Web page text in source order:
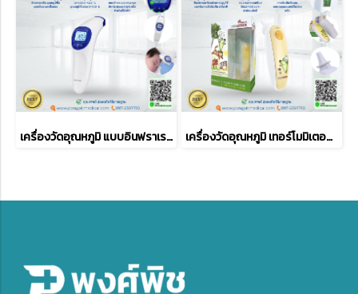
เครื่องวัดอุณหภูมิ แบบอินฟราเรด Jumper รุ่น JPD-FR200 เครื่องวัดอุณหภูมิ เทอร์โมมิเตอร์วัดไข้ทางหู Rossmax รุ่น RA600